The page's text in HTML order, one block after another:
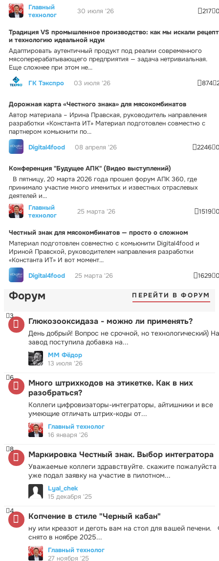
Главный
технолог
30 июля '26 217
Традиция VS промышленное производство: как мы искали рецепт
и технологию идеальной ндуи
Адаптировать аутентичный продукт под реалии современного
мясоперерабатывающего предприятия — задача нетривиальная.
Еще сложнее при этом не...
ГК Тэкспро
03 июля '26 874
Дорожная карта «Честного знака» для мясокомбинатов
Автор материала – Ирина Правская, руководитель направления
разработки «Константа ИТ» Материал подготовлен совместно с
партнером комьюнити по...
Digital4food
08 апреля '26 2246
Конференция "Будущее АПК" (Видео выступлений)
В пятницу, 20 марта 2026 года прошел форум АПК 360, где
принимало участие много именитых и известных отраслевых
деятелей и...
Главный
технолог
25 марта '26 1519
Честный знак для мясокомбинатов — просто о сложном
Материал подготовлен совместно с комьюнити Digital4food и
Ириной Правской, руководителем направления разработки
«Константа ИТ» И вот момент...
Digital4food
25 марта '26 1629
Форум ПЕРЕЙТИ В ФОРУМ
Глюкозооксидаза - можно ли применять?
День добрый! Вопрос не срочной, но технологический) На
завод поступила добавка на...
3
ММ Фёдор
13 июля '26
Много штрихкодов на этикетке. Как в них
разобраться?
Коллеги цифровизаторы-интеграторы, айтишники и все
умеющие отличать штрих-коды от...
6
Главный технолог
16 января '26
Маркировка Честный знак. Выбор интегратора
Уважаемые коллеги здравствуйте. скажите пожалуйста
уже подал заявку на участие в пилотном...
8
Lyal_chek
15 декабря '25
Копчение в стиле "Черный кабан"
ну или креазот и деготь вам на стол для вашей печени.
снято в ноябре 2025...
4
Главный технолог
27 ноября '25